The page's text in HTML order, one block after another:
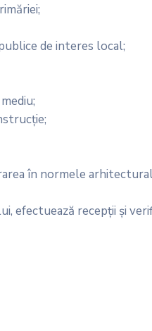
de interes local;
în normele
efectuează recepții și